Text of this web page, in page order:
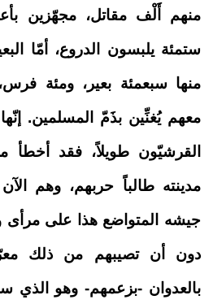
منهم أَلْف مقاتل، مجهّزين
ستمئة يلبسون الدروع، أمّا
منها سبعمئة بعير، ومئة
معهم يُغنِّين بذَمّ المسلمين.
القرشيّون طويلاً، فقد
مدينته طالباً حربهم، وهم
جيشه المتواضع هذا على مرأى
دون أن تصيبهم من ذلك
بالعدوان -بزعمهم- وهو الذي